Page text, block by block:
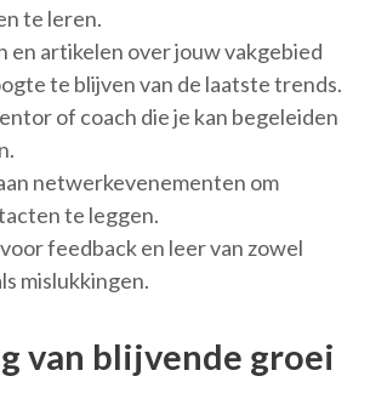
te leren.
en artikelen over jouw vakgebied
te blijven van de laatste trends.
of coach die je kan begeleiden
netwerkevenementen om
te leggen.
feedback en leer van zowel
mislukkingen.
van blijvende groei